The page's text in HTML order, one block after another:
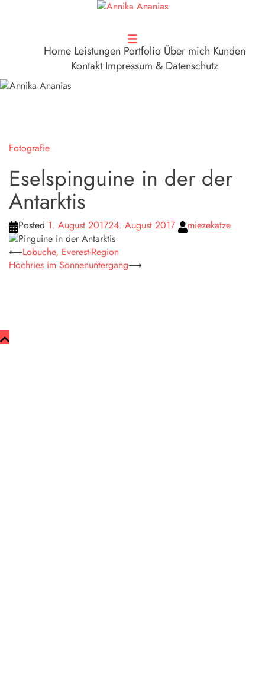
Home Leistungen Portfolio Über mich Kunden
Kontakt Impressum & Datenschutz
Fotografie
Eselspinguine in der der
Antarktis
Posted 1. August 201724. August 2017 miezekatze
Beitragsnavigation
⟵Lobuche, Everest-Region
Hochries im Sonnenuntergang⟶